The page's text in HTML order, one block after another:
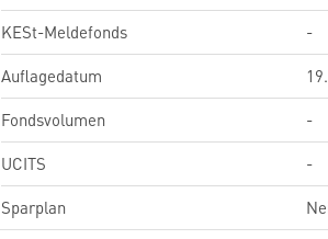
KESt-Meldefonds
-
Auflagedatum
Fondsvolumen
-
UCITS
-
Sparplan